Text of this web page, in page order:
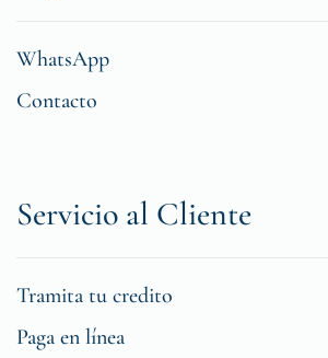
WhatsApp
Contacto
Servicio al Cliente
Tramita tu credito
Paga en línea